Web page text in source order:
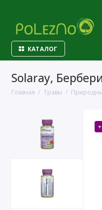
КАТАЛОГ
Solaray,
Главная Травы